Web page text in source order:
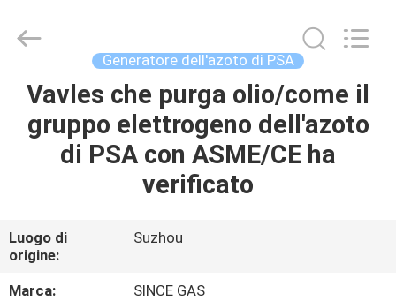
CASA
PRODOTTI
DI
NOI
Technology
Reserved.
Generatore dell'azoto di PSA
Vavles che purga olio/come il
gruppo elettrogeno dell'azoto
di PSA con ASME/CE ha
verificato
Luogo di
origine:
Suzhou
Marca:
SINCE GAS